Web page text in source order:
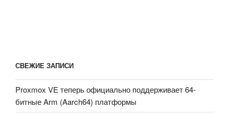
СВЕЖИЕ ЗАПИСИ
Proxmox VE теперь официально поддерживает 64-
битные Arm (Aarch64) платформы